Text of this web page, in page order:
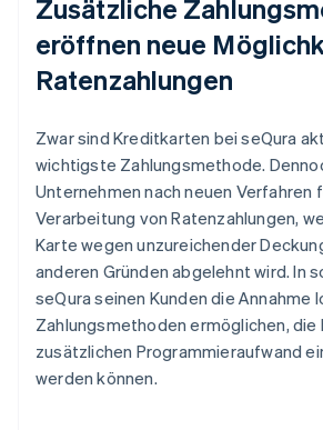
Zusätzliche
eröffnen neue
Ratenzahlungen
Zwar sind Kreditkarten bei seQura
wichtigste Zahlungsmethode.
Unternehmen nach neuen Verfahren
Verarbeitung von Ratenzahlungen,
Karte wegen unzureichender
anderen Gründen abgelehnt wird. In
seQura seinen Kunden die Annahme
Zahlungsmethoden ermöglichen, die
zusätzlichen Programmieraufwand
werden können.